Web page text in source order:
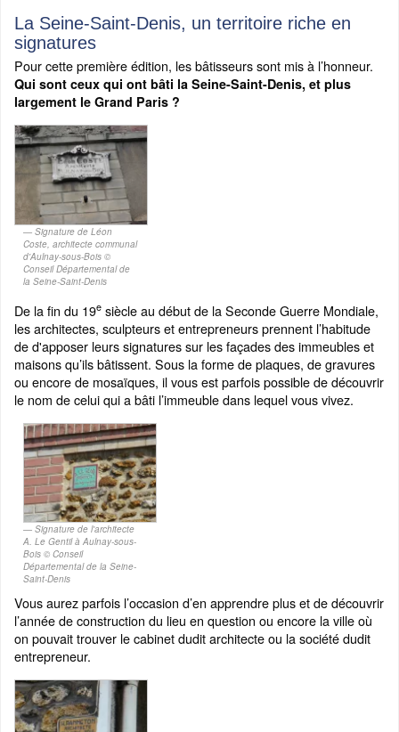
La Seine-Saint-Denis, un territoire riche en
signatures
Pour cette première édition, les bâtisseurs sont mis à l’honneur.
Qui sont ceux qui ont bâti la Seine-Saint-Denis, et plus
largement le Grand Paris ?
Signature de Léon
Coste, architecte communal
d'Aulnay-sous-Bois ©
Conseil Départemental de
la Seine-Saint-Denis
De la fin du 19e siècle au début de la Seconde Guerre Mondiale,
les architectes, sculpteurs et entrepreneurs prennent l’habitude
de d'apposer leurs signatures sur les façades des immeubles et
maisons qu’ils bâtissent. Sous la forme de plaques, de gravures
ou encore de mosaïques, il vous est parfois possible de découvrir
le nom de celui qui a bâti l’immeuble dans lequel vous vivez.
Signature de l'architecte
A. Le Gentil à Aulnay-sous-
Bois © Conseil
Départemental de la Seine-
Saint-Denis
Vous aurez parfois l’occasion d’en apprendre plus et de découvrir
l’année de construction du lieu en question ou encore la ville où
on pouvait trouver le cabinet dudit architecte ou la société dudit
entrepreneur.